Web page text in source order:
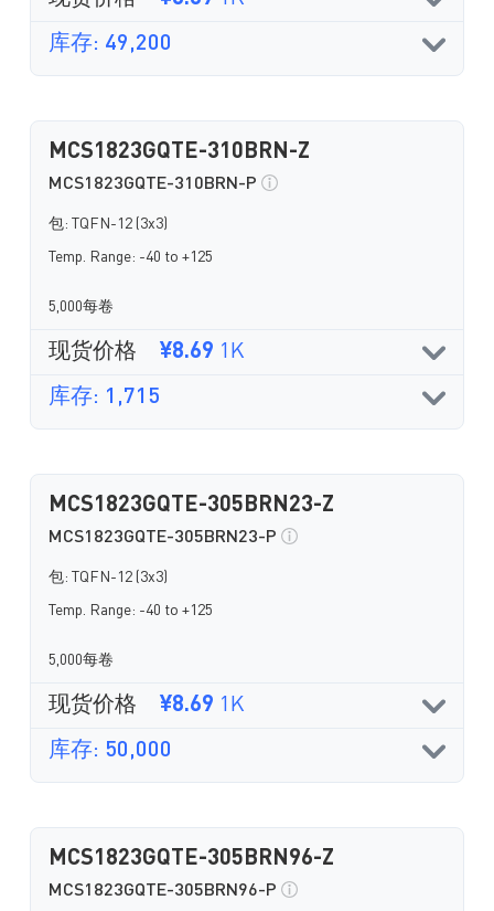
库存: 49,200
MCS1823GQTE-310BRN-Z
MCS1823GQTE-310BRN-P
包: TQFN-12 (3x3)
Temp. Range: -40 to +125
5,000每卷
现货价格 ¥8.69 1K
库存: 1,715
MCS1823GQTE-305BRN23-Z
MCS1823GQTE-305BRN23-P
包: TQFN-12 (3x3)
Temp. Range: -40 to +125
5,000每卷
现货价格 ¥8.69 1K
库存: 50,000
MCS1823GQTE-305BRN96-Z
MCS1823GQTE-305BRN96-P